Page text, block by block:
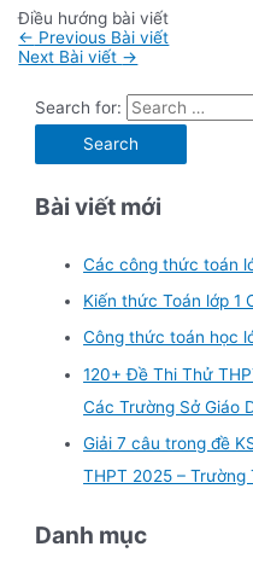
Điều hướng bài viết
← Previous Bài viết
Next Bài viết →
Search for:
Bài viết mới
Các công thức toán
Kiến thức Toán lớp 1
Công thức toán học
120+ Đề Thi Thử
Các Trường Sở Giáo
Giải 7 câu trong đề
THPT 2025 – Trường
Danh mục